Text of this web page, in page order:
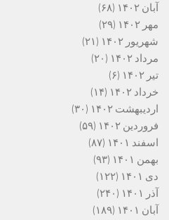
آبان ۱۴۰۲
(۶۸)
مهر ۱۴۰۲
(۲۹)
شهریور ۱۴۰۲
(۲۱)
مرداد ۱۴۰۲
(۲۰)
تیر ۱۴۰۲
(۶)
خرداد ۱۴۰۲
(۱۴)
اردیبهشت ۱۴۰۲
(۳۰)
فروردین ۱۴۰۲
(۵۹)
اسفند ۱۴۰۱
(۸۷)
بهمن ۱۴۰۱
(۹۳)
دی ۱۴۰۱
(۱۲۲)
آذر ۱۴۰۱
(۲۴۰)
آبان ۱۴۰۱
(۱۸۹)